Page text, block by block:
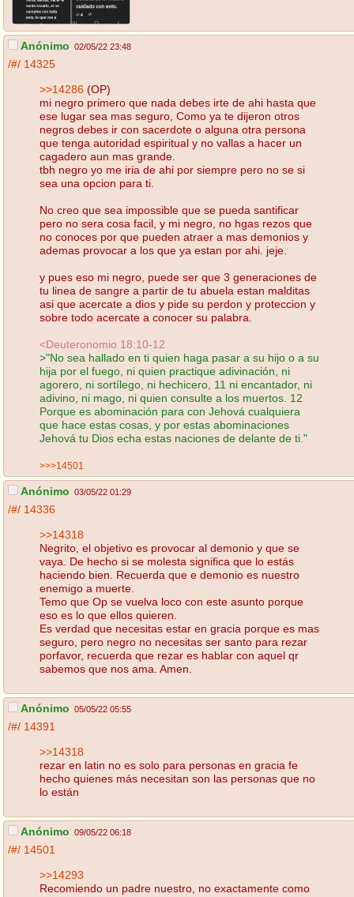
Anónimo 02/05/22 23:48
/#/ 14325
>>14286 (OP)
mi negro primero que nada debes irte de ahi hasta que
ese lugar sea mas seguro, Como ya te dijeron otros
negros debes ir con sacerdote o alguna otra persona
que tenga autoridad espiritual y no vallas a hacer un
cagadero aun mas grande.
tbh negro yo me iria de ahi por siempre pero no se si
sea una opcion para ti.
No creo que sea impossible que se pueda santificar
pero no sera cosa facil, y mi negro, no hgas rezos que
no conoces por que pueden atraer a mas demonios y
ademas provocar a los que ya estan por ahi. jeje.
y pues eso mi negro, puede ser que 3 generaciones de
tu linea de sangre a partir de tu abuela estan malditas
asi que acercate a dios y pide su perdon y proteccion y
sobre todo acercate a conocer su palabra.
<Deuteronomio 18:10-12
>"No sea hallado en ti quien haga pasar a su hijo o a su
hija por el fuego, ni quien practique adivinación, ni
agorero, ni sortílego, ni hechicero, 11 ni encantador, ni
adivino, ni mago, ni quien consulte a los muertos. 12
Porque es abominación para con Jehová cualquiera
que hace estas cosas, y por estas abominaciones
Jehová tu Dios echa estas naciones de delante de ti."
>>>14501
Anónimo 03/05/22 01:29
/#/ 14336
>>14318
Negrito, el objetivo es provocar al demonio y que se
vaya. De hecho si se molesta significa que lo estás
haciendo bien. Recuerda que e demonio es nuestro
enemigo a muerte.
Temo que Op se vuelva loco con este asunto porque
eso es lo que ellos quieren.
Es verdad que necesitas estar en gracia porque es mas
seguro, pero negro no necesitas ser santo para rezar
porfavor, recuerda que rezar es hablar con aquel qr
sabemos que nos ama. Amen.
Anónimo 05/05/22 05:55
/#/ 14391
>>14318
rezar en latin no es solo para personas en gracia fe
hecho quienes más necesitan son las personas que no
lo están
Anónimo 09/05/22 06:18
/#/ 14501
>>14293
Recomiendo un padre nuestro, no exactamente como